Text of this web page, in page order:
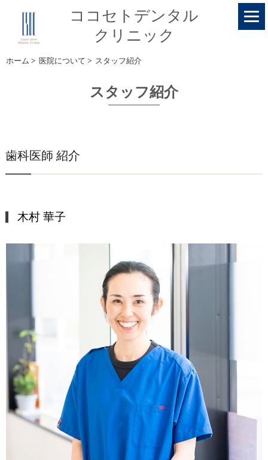
ココセトデンタル
クリニック
ホーム > 医院について > スタッフ紹介
スタッフ紹介
歯科医師 紹介
木村 華子